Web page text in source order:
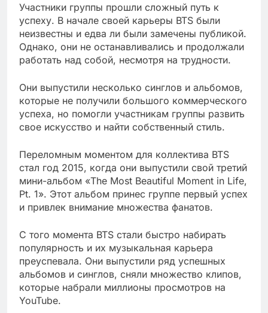
Участники группы прошли сложный путь к
успеху. В начале своей карьеры BTS были
неизвестны и едва ли были замечены публикой.
Однако, они не останавливались и продолжали
работать над собой, несмотря на трудности.
Они выпустили несколько синглов и альбомов,
которые не получили большого коммерческого
успеха, но помогли участникам группы развить
свое искусство и найти собственный стиль.
Переломным моментом для коллектива BTS
стал год 2015, когда они выпустили свой третий
мини-альбом «The Most Beautiful Moment in Life,
Pt. 1». Этот альбом принес группе первый успех
и привлек внимание множества фанатов.
С того момента BTS стали быстро набирать
популярность и их музыкальная карьера
преуспевала. Они выпустили ряд успешных
альбомов и синглов, сняли множество клипов,
которые набрали миллионы просмотров на
YouTube.